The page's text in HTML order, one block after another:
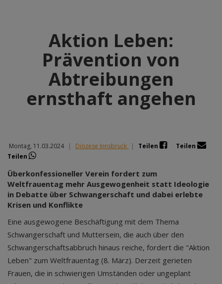
Aktion Leben:
Prävention von
Abtreibungen
ernsthaft angehen
Montag, 11.03.2024 | Diözese Innsbruck | Teilen
Teilen
Teilen
Überkonfessioneller Verein fordert zum
Weltfrauentag mehr Ausgewogenheit statt Ideologie
in Debatte über Schwangerschaft und dabei erlebte
Krisen und Konflikte
Eine ausgewogene Beschäftigung mit dem Thema
Schwangerschaft und Muttersein, die auch über den
Schwangerschaftsabbruch hinaus reiche, fordert die "Aktion
Leben" zum Weltfrauentag (8. März). Derzeit gerieten
Frauen, die in schwierigen Umständen oder ungeplant